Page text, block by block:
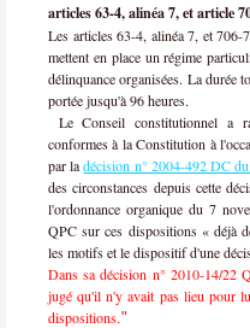
articles 63-4, alinéa 7, et article
Les articles 63-4, alinéa 7, et
mettent en place un régime
délinquance organisées. La durée
portée jusqu'à 96 heures.
Le Conseil constitutionnel a
conformes à la Constitution à
par ladécision n° 2004-492 DC
des circonstances depuis cette
l'ordonnance organique du 7
QPC sur ces dispositions « déjà
les motifs et le dispositif d'une
Dans sa décision n° 2010-14/22
jugé qu'il n'y avait pas lieu pour
dispositions."